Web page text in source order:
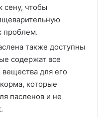
сену, чтобы
проблем.
также доступны
содержат все
для его
которые
пасленов и не